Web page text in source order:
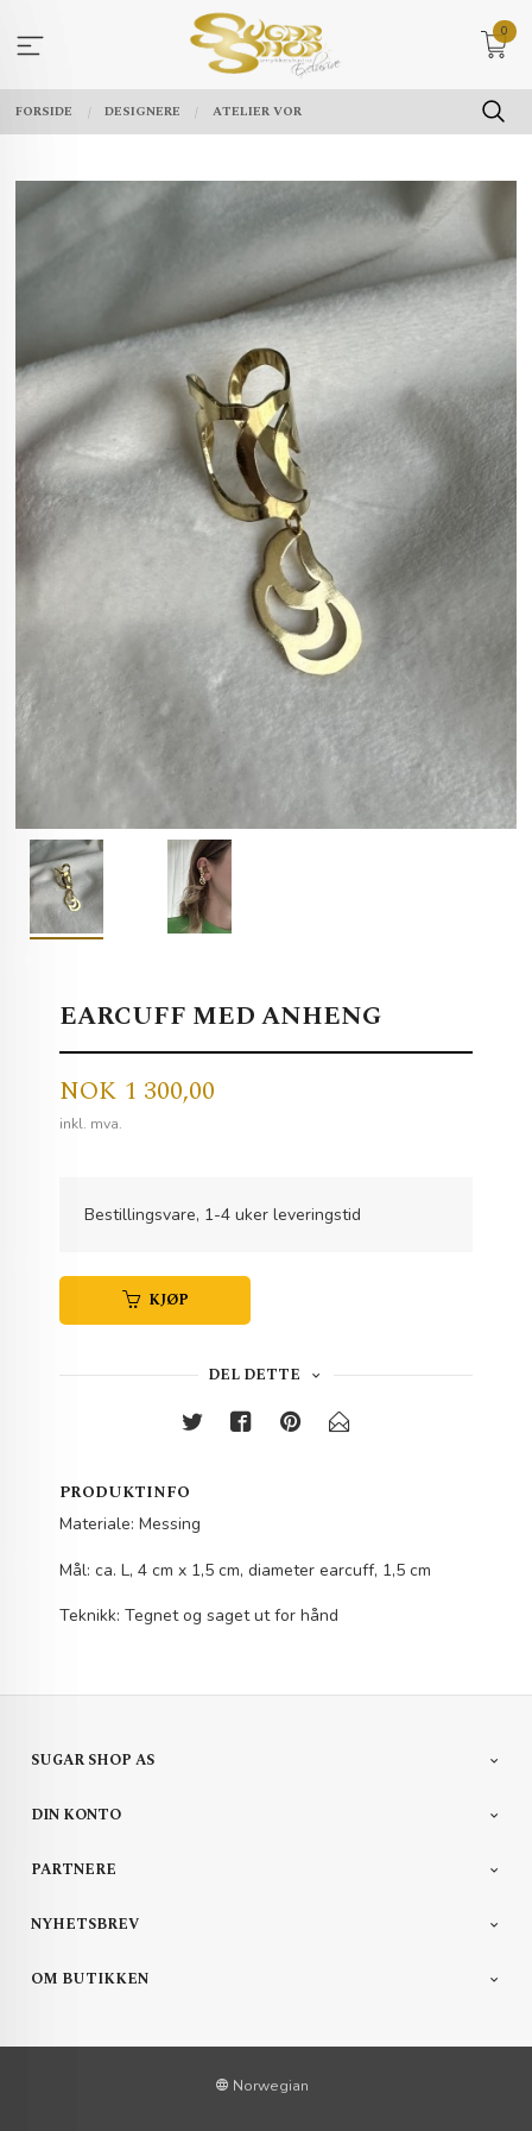
innholdet
0
FORSIDE DESIGNERE ATELIER VOR
EARCUFF MED ANHENG
Pris
NOK 1 300,00
inkl. mva.
Bestillingsvare, 1-4 uker leveringstid
KJØP
DEL DETTE
PRODUKTINFO
Materiale: Messing
Mål: ca. L, 4 cm x 1,5 cm, diameter earcuff, 1,5 cm
Teknikk: Tegnet og saget ut for hånd
SUGAR SHOP AS
DIN KONTO
PARTNERE
NYHETSBREV
OM BUTIKKEN
Norwegian